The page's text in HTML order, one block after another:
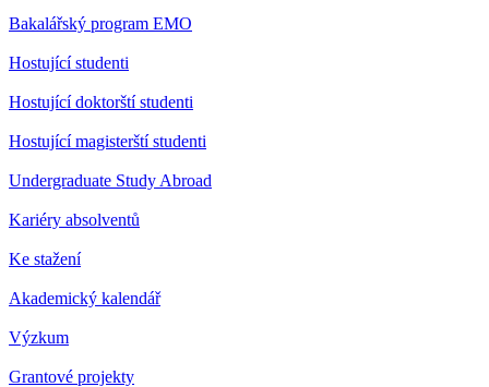
Bakalářský program EMO
Hostující studenti
Hostující doktorští studenti
Hostující magisterští studenti
Undergraduate Study Abroad
Kariéry absolventů
Ke stažení
Akademický kalendář
Výzkum
Grantové projekty